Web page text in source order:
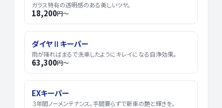
ガラス特有の透明感のある美しいツヤ。
18,200円〜
ダイヤⅡキーパー
雨が降ればまるで洗車したようにキレイになる自浄効果。
63,300円〜
EXキーパー
３年間ノーメンテナンス。手間要らずで新車の艶と輝きを。